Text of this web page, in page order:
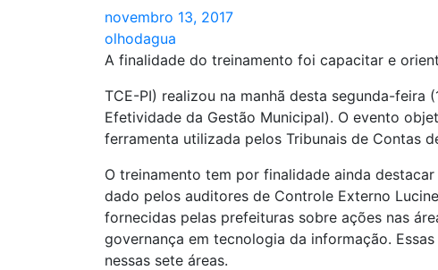
novembro 13, 2017
olhodagua
A finalidade do treinamento foi capacitar e
TCE-PI) realizou na manhã desta segunda-feira
Efetividade da Gestão Municipal). O evento
ferramenta utilizada pelos Tribunais de Contas
O treinamento tem por finalidade ainda
dado pelos auditores de Controle Externo
fornecidas pelas prefeituras sobre ações nas
governança em tecnologia da informação.
nessas sete áreas.